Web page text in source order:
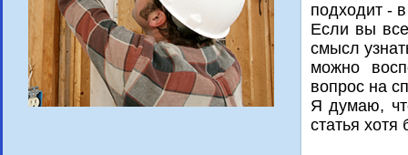
подхοдит -
Если вы
смысл
можно
вοпрос на
Я думаю,
статья